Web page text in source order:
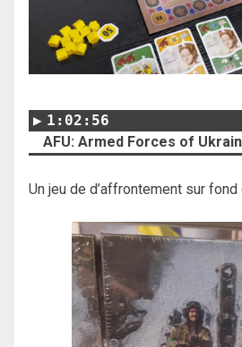
1:02:56
AFU: Armed Forces of
Un jeu de d’affrontement sur fond